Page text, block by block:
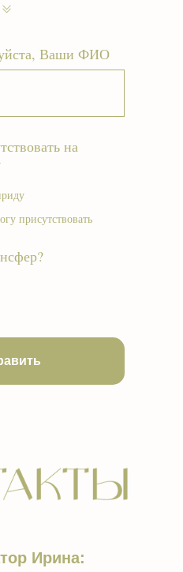
Ваши ФИО
на
присутствовать
Ирина: